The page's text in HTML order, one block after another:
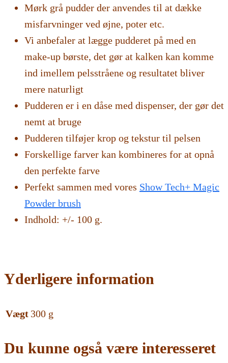
Mørk grå pudder der anvendes til at dække
misfarvninger ved øjne, poter etc.
Vi anbefaler at lægge pudderet på med en
make-up børste, det gør at kalken kan komme
ind imellem pelsstråene og resultatet bliver
mere naturligt
Pudderen er i en dåse med dispenser, der gør det
nemt at bruge
Pudderen tilføjer krop og tekstur til pelsen
Forskellige farver kan kombineres for at opnå
den perfekte farve
Perfekt sammen med vores Show Tech+ Magic
Powder brush
Indhold: +/- 100 g.
Yderligere information
Vægt 300 g
Du kunne også være interesseret